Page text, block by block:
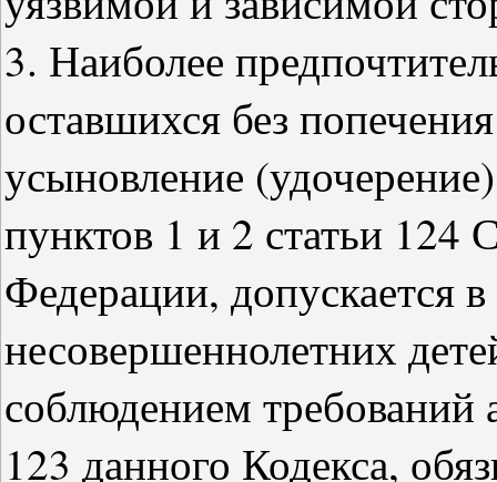
3. Наиболее
оставшихся без
усыновление
пунктов 1 и 2 статьи 124
Федерации, допускается
несовершеннолетних
соблюдением требований
123 данного Кодекса,